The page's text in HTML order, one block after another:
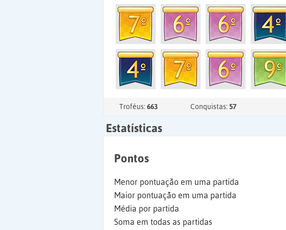
Troféus: 663 Conquistas: 57
Estatísticas
Pontos
Menor pontuação em uma partida
Maior pontuação em uma partida
Média por partida
Soma em todas as partidas